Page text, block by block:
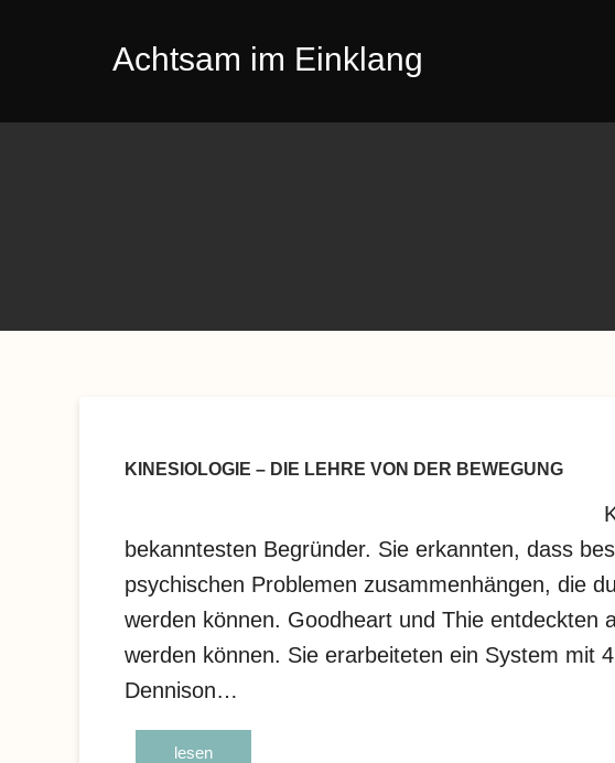
Achtsam im Einklang
KINESIOLOGIE – DIE LEHRE VON DER BEWEGUNG
bekanntesten Begründer. Sie erkannten, dass
psychischen Problemen zusammenhängen, die
werden können. Goodheart und Thie entdeckten
werden können. Sie erarbeiteten ein System mit
Dennison…
lesen